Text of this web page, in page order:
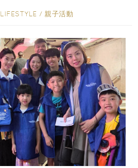
LIFESTYLE / 親子活動